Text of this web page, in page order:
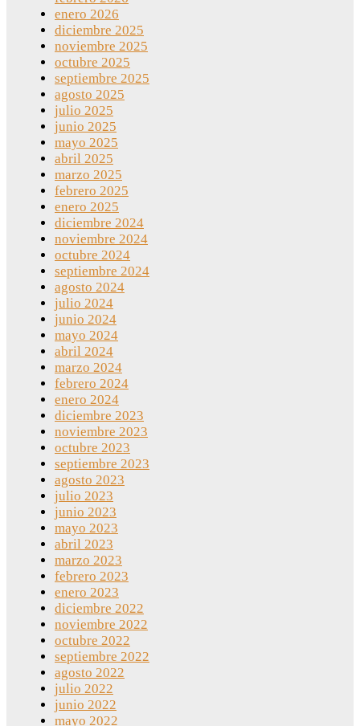
enero 2026
diciembre 2025
noviembre 2025
octubre 2025
septiembre 2025
agosto 2025
julio 2025
junio 2025
mayo 2025
abril 2025
marzo 2025
febrero 2025
enero 2025
diciembre 2024
noviembre 2024
octubre 2024
septiembre 2024
agosto 2024
julio 2024
junio 2024
mayo 2024
abril 2024
marzo 2024
febrero 2024
enero 2024
diciembre 2023
noviembre 2023
octubre 2023
septiembre 2023
agosto 2023
julio 2023
junio 2023
mayo 2023
abril 2023
marzo 2023
febrero 2023
enero 2023
diciembre 2022
noviembre 2022
octubre 2022
septiembre 2022
agosto 2022
julio 2022
junio 2022
mayo 2022